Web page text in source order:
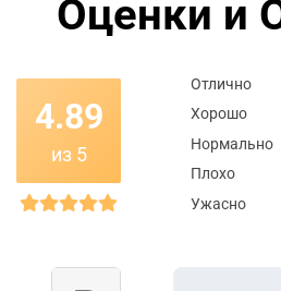
Оценки и
4.89
из 5
Отлично
Хорошо
Нормально
Плохо
Ужасно